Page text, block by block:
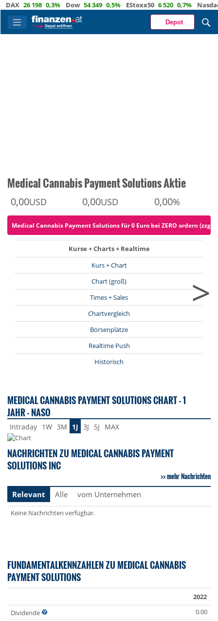
26 198 0,3% Dow 54 349 0,5% EStoxx50 6 520 0,7% Nasdaq
Depot
Medical Cannabis Payment Solutions Aktie
0,00USD 0,00USD 0,00%
Medical Cannabis Payment Solutions für 0 Euro bei ZERO ordern (zzgl.
Kurse + Charts + Realtime
Kurs + Chart
Chart (groß)
Times + Sales
Chartvergleich
Börsenplätze
Realtime Push
Historisch
>
MEDICAL CANNABIS PAYMENT SOLUTIONS CHART - 1
JAHR - NASO
Intraday 1W 3M 1J 3J 5J MAX
NACHRICHTEN ZU MEDICAL CANNABIS PAYMENT
SOLUTIONS INC
mehr Nachrichten
Relevant
Alle vom Unternehmen
Keine Nachrichten verfügbar.
FUNDAMENTALKENNZAHLEN ZU MEDICAL CANNABIS
PAYMENT SOLUTIONS
2022
Dividende
0.00